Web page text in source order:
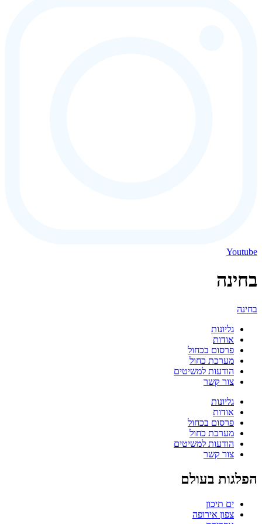
Youtube
בחינה
בחינה
גליונות
אודות
פרסום בכחול
מערכת כחול
הודעות למשיטים
צור קשר
גליונות
אודות
פרסום בכחול
מערכת כחול
הודעות למשיטים
צור קשר
הפלגות בעולם
ים תיכון
צפון אירופה